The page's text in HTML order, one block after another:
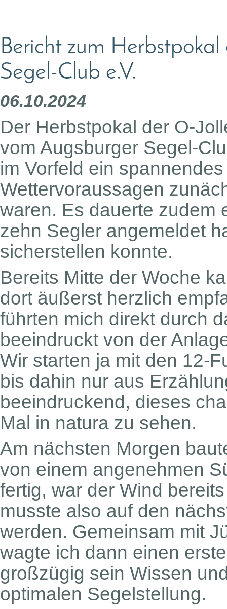
Bericht zum
Segel-Club e.V.
06.10.2024
Der Herbstpokal der O-
vom Augsburger Segel-
im Vorfeld ein
Wettervoraussagen
waren. Es dauerte zudem
zehn Segler angemeldet
sicherstellen konnte.
Bereits Mitte der Woche
dort äußerst herzlich
führten mich direkt durch
beeindruckt von der
Wir starten ja mit den 12-
bis dahin nur aus
beeindruckend, dieses
Mal in natura zu sehen.
Am nächsten Morgen
von einem angenehmen
fertig, war der Wind
musste also auf den
werden. Gemeinsam mit
wagte ich dann einen
großzügig sein Wissen
optimalen Segelstellung.